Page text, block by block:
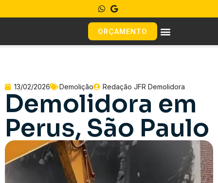
ORÇAMENTO
13/02/2026 Demolição Redação JFR Demolidora
Demolidora em
Perus, São Paulo